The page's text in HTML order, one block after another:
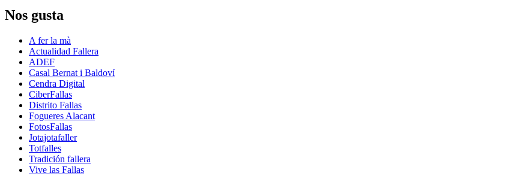
Nos gusta
A fer la mà
Actualidad Fallera
ADEF
Casal Bernat i Baldoví
Cendra Digital
CiberFallas
Distrito Fallas
Fogueres Alacant
FotosFallas
Jotajotafaller
Totfalles
Tradición fallera
Vive las Fallas